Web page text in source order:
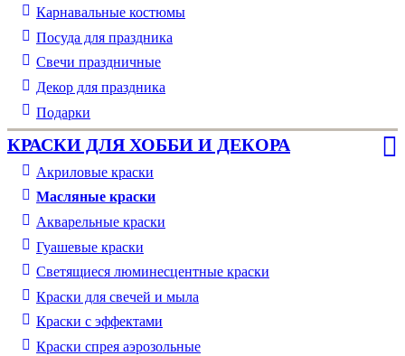
Карнавальные костюмы
Посуда для праздника
Свечи праздничные
Декор для праздника
Подарки
КРАСКИ ДЛЯ ХОББИ И ДЕКОРА
Акриловые краски
Масляные краски
Акварельные краски
Гуашевые краски
Светящиеся люминесцентные краски
Краски для свечей и мыла
Краски с эффектами
Краски спрея аэрозольные